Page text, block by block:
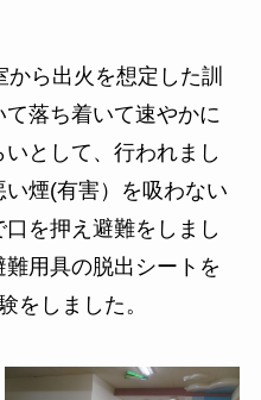
ら出火を想定した訓
落ち着いて速やかに
として、行われまし
煙(有害）を吸わない
を押え避難をしまし
用具の脱出シートを
をしました。